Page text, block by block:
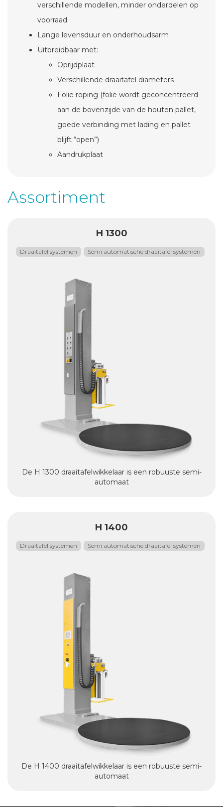
verschillende modellen, minder onderdelen op
voorraad
Lange levensduur en onderhoudsarm
Uitbreidbaar met:
Oprijdplaat
Verschillende draaitafel diameters
Folie roping (folie wordt geconcentreerd
aan de bovenzijde van de houten pallet,
goede verbinding met lading en pallet
blijft “open”)
Aandrukplaat
Assortiment
H 1300
Draaitafel systemen Semi automatische draaitafel systemen
De H 1300 draaitafelwikkelaar is een robuuste semi-
automaat
H 1400
Draaitafel systemen Semi automatische draaitafel systemen
De H 1400 draaitafelwikkelaar is een robuuste semi-
automaat